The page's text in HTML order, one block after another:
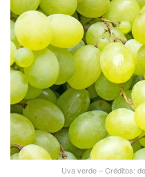
Uva verde – Créditos: